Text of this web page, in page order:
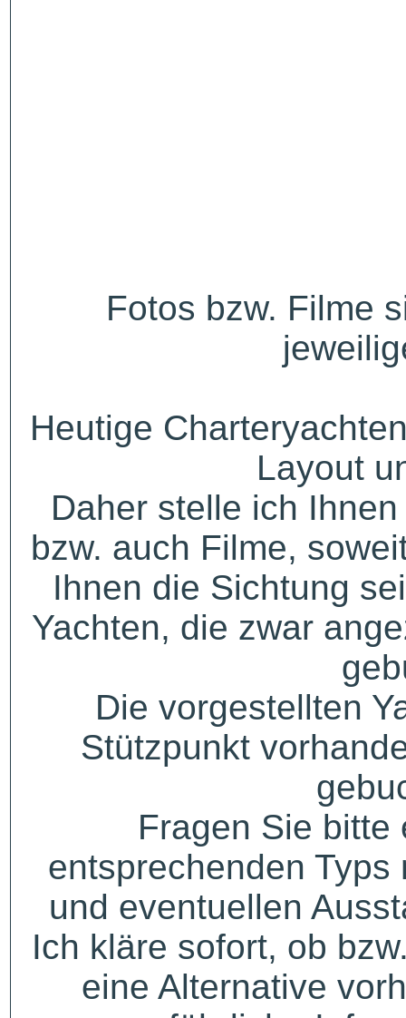
Fotos bzw. Filme
Heutige
Layout
Daher stelle ich
bzw. auch Filme,
Ihnen die Sichtung
Yachten, die zwar
Die vorgestellten
Stützpunkt
Fragen Sie bitte
entsprechenden
und eventuellen
Ich kläre sofort, ob
eine Alternative